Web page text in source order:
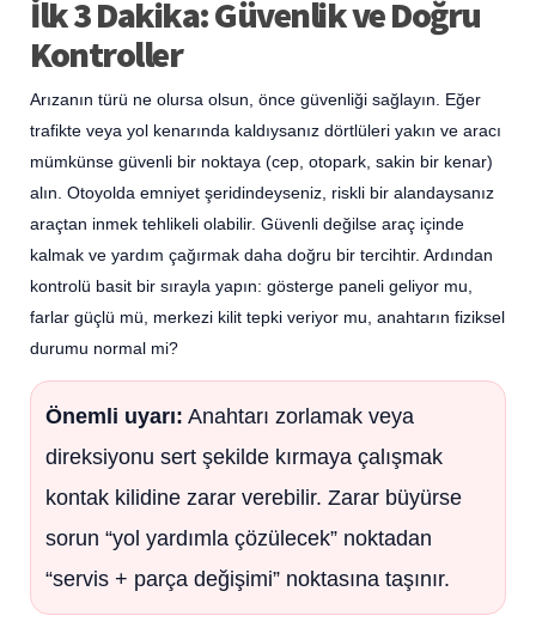
İlk 3 Dakika: Güvenlik ve Doğru
Kontroller
Arızanın türü ne olursa olsun, önce güvenliği sağlayın. Eğer
trafikte veya yol kenarında kaldıysanız dörtlüleri yakın ve aracı
mümkünse güvenli bir noktaya (cep, otopark, sakin bir kenar)
alın. Otoyolda emniyet şeridindeyseniz, riskli bir alandaysanız
araçtan inmek tehlikeli olabilir. Güvenli değilse araç içinde
kalmak ve yardım çağırmak daha doğru bir tercihtir. Ardından
kontrolü basit bir sırayla yapın: gösterge paneli geliyor mu,
farlar güçlü mü, merkezi kilit tepki veriyor mu, anahtarın fiziksel
durumu normal mi?
Önemli uyarı: Anahtarı zorlamak veya
direksiyonu sert şekilde kırmaya çalışmak
kontak kilidine zarar verebilir. Zarar büyürse
sorun “yol yardımla çözülecek” noktadan
“servis + parça değişimi” noktasına taşınır.